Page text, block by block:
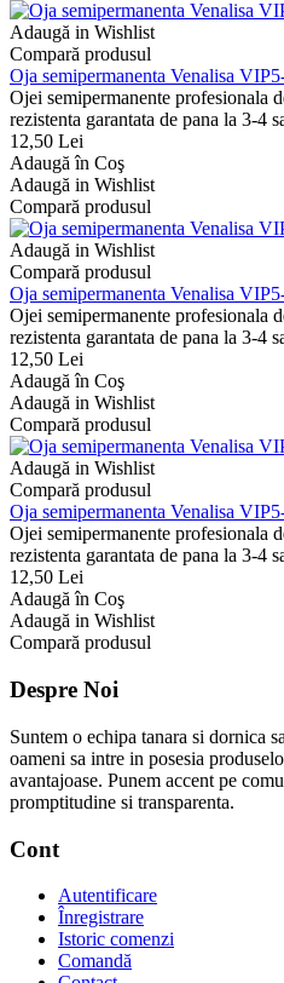
Adaugă in Wishlist
Compară produsul
Oja semipermanenta Venalisa
Ojei semipermanente
rezistenta garantata de pana la 3-4
12,50 Lei
Adaugă în Coş
Adaugă in Wishlist
Compară produsul
Adaugă in Wishlist
Compară produsul
Oja semipermanenta Venalisa
Ojei semipermanente
rezistenta garantata de pana la 3-4
12,50 Lei
Adaugă în Coş
Adaugă in Wishlist
Compară produsul
Adaugă in Wishlist
Compară produsul
Oja semipermanenta Venalisa
Ojei semipermanente
rezistenta garantata de pana la 3-4
12,50 Lei
Adaugă în Coş
Adaugă in Wishlist
Compară produsul
Despre Noi
Suntem o echipa tanara si dornica
oameni sa intre in posesia
avantajoase. Punem accent pe
promptitudine si transparenta.
Cont
Autentificare
Înregistrare
Istoric comenzi
Comandă